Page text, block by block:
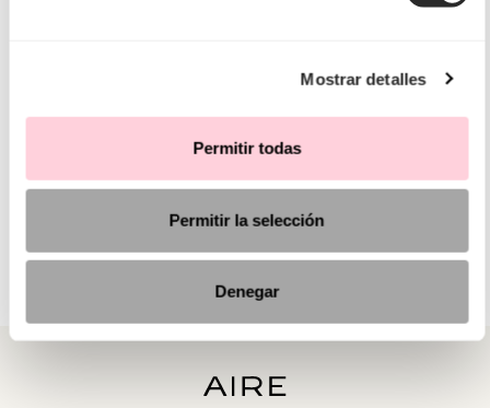
Mostrar detalles
Permitir todas
Permitir la selección
Denegar